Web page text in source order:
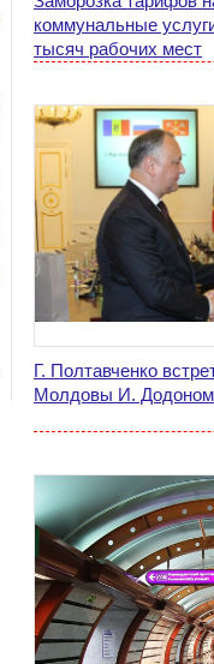
коммунальные
тысяч рабочих мест
Г. Полтавченко
Молдовы И. Додоном